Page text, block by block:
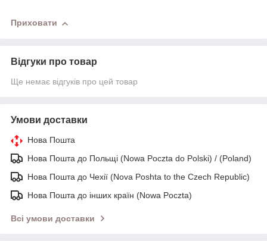
Приховати
Відгуки про товар
Ще немає відгуків про цей товар
Умови доставки
Нова Пошта
Нова Пошта до Польщі (Nowa Poczta do Polski) / (Poland)
Нова Пошта до Чехії (Nova Poshta to the Czech Republic)
Нова Пошта до інших країн (Nowa Poczta)
Всі умови доставки